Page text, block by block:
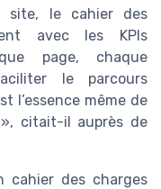
site, le cahier des
avec les KPIs
page, chaque
le parcours
l’essence même de
citait-il auprès de
cahier des charges